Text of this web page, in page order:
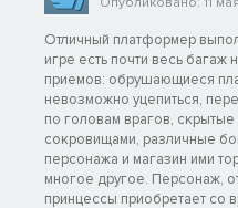
Отличный платформер
игре есть почти весь багаж
приемов: обрушающиеся
невозможно уцепиться,
по головам врагов, скрытые
сокровищами, различные
персонажа и магазин ими
многое другое. Персонаж,
принцессы приобретает со